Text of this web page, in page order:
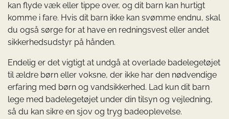
kan flyde væk eller tippe over, og dit barn kan hurtigt
komme i fare. Hvis dit barn ikke kan svømme endnu, skal
du også sørge for at have en redningsvest eller andet
sikkerhedsudstyr på hånden.
Endelig er det vigtigt at undgå at overlade badelegetøjet
til ældre børn eller voksne, der ikke har den nødvendige
erfaring med børn og vandsikkerhed. Lad kun dit barn
lege med badelegetøjet under din tilsyn og vejledning,
så du kan sikre en sjov og tryg badeoplevelse.